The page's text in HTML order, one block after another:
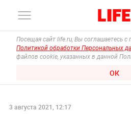
Посещая сайт life.ru, Вы соглашаетесь
Политикой обработки Персональных
файлов cookie, указанных в данной
ОК
3 августа 2021, 12:17